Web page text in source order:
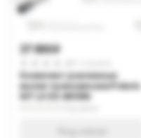
37 000
Комплект усиленных
валов трансмиссии Polaris
WT LX DS-061956